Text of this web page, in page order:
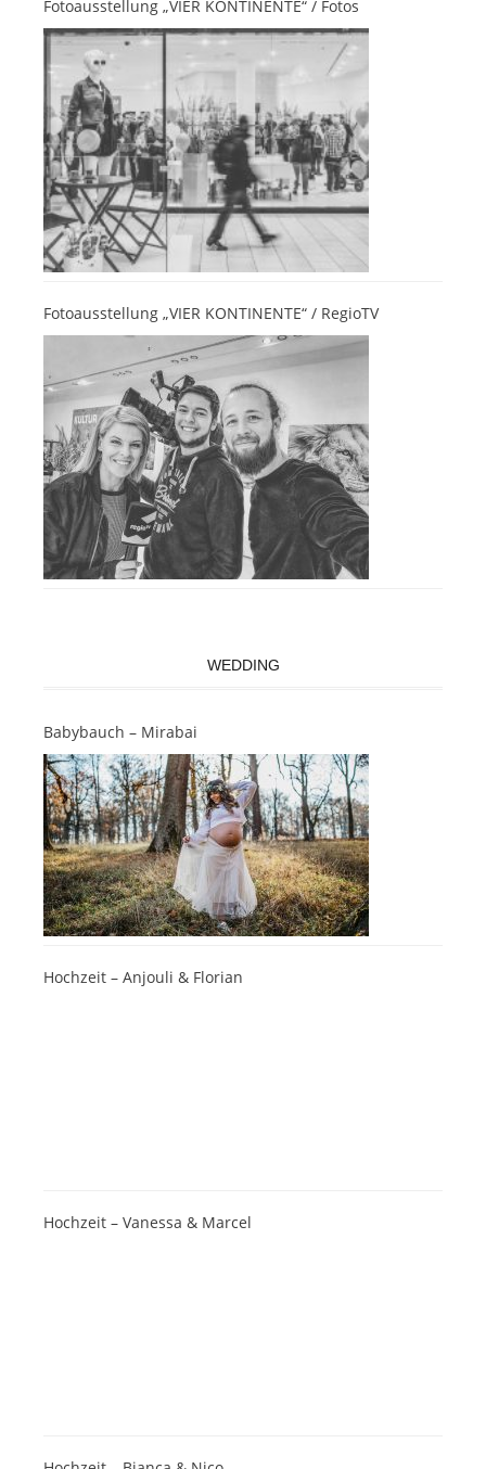
Fotoausstellung „VIER KONTINENTE“ / Fotos
Fotoausstellung „VIER KONTINENTE“ / RegioTV
WEDDING
Babybauch – Mirabai
Hochzeit – Anjouli & Florian
Hochzeit – Vanessa & Marcel